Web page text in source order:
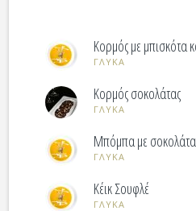
Κορμός με μπισκότα
ΓΛΥΚΑ
Κορμός σοκολάτας
ΓΛΥΚΑ
Μπόμπα με σοκολάτα
ΓΛΥΚΑ
Kέικ Σουφλέ
ΓΛΥΚΑ